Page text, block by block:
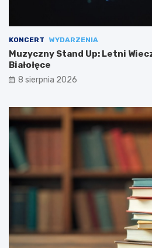
KONCERT WYDARZENIA
Muzyczny Stand Up: Letni
Białołęce
8 sierpnia 2026